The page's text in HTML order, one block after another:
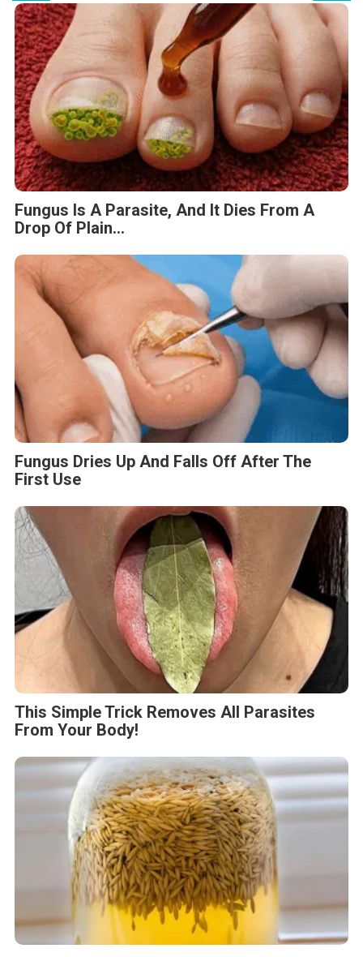
Fungus Is A Parasite, And It Dies From A
Drop Of Plain...
Fungus Dries Up And Falls Off After The
First Use
This Simple Trick Removes All Parasites
From Your Body!